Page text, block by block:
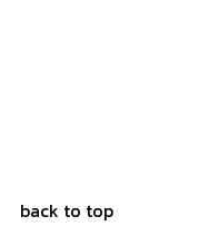
back to top